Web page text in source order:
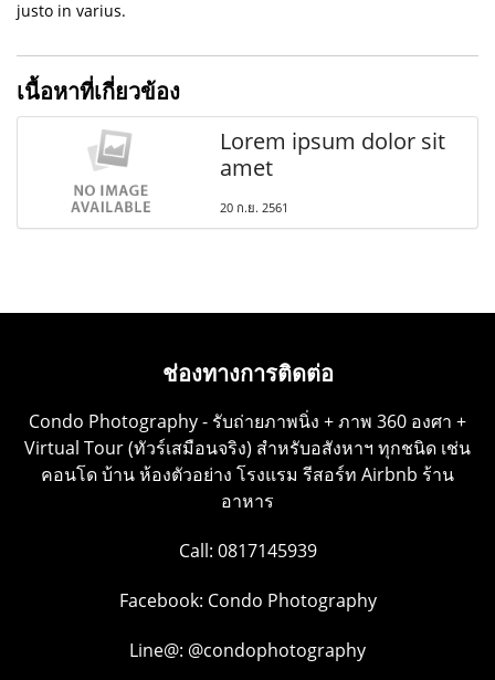
justo in varius.
เนื้อหาที่เกี่ยวข้อง
Lorem ipsum dolor sit
amet
20 ก.ย. 2561
ช่องทางการติดต่อ
Condo Photography - รับถ่ายภาพนิ่ง + ภาพ 360 องศา +
Virtual Tour (ทัวร์เสมือนจริง) สำหรับอสังหาฯ ทุกชนิด เช่น
คอนโด บ้าน ห้องตัวอย่าง โรงแรม รีสอร์ท Airbnb ร้าน
อาหาร
Call: 0817145939
Facebook: Condo Photography
Line@: @condophotography